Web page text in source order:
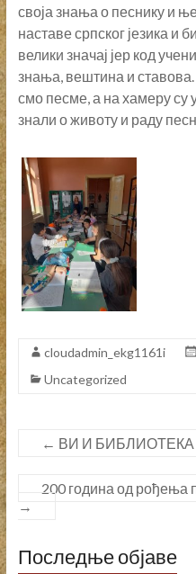
своја знања о песнику и
наставе српског језика и
велики значај јер код
знања, вештина и
смо песме, а на хамеру су
знали о животу и раду
cloudadmin_ekg1161i
Uncategorized
← ВИ И БИБЛИОТЕКА
200 година од рођења
→
Последње објаве